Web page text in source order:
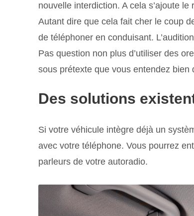
nouvelle interdiction. A cela s’ajoute
Autant dire que cela fait cher le coup
de téléphoner en conduisant.
Pas question non plus d’utiliser des
sous prétexte que vous entendez bien
Des solutions
Si votre véhicule intègre déjà un
avec votre téléphone. Vous pourrez
parleurs de votre autoradio.